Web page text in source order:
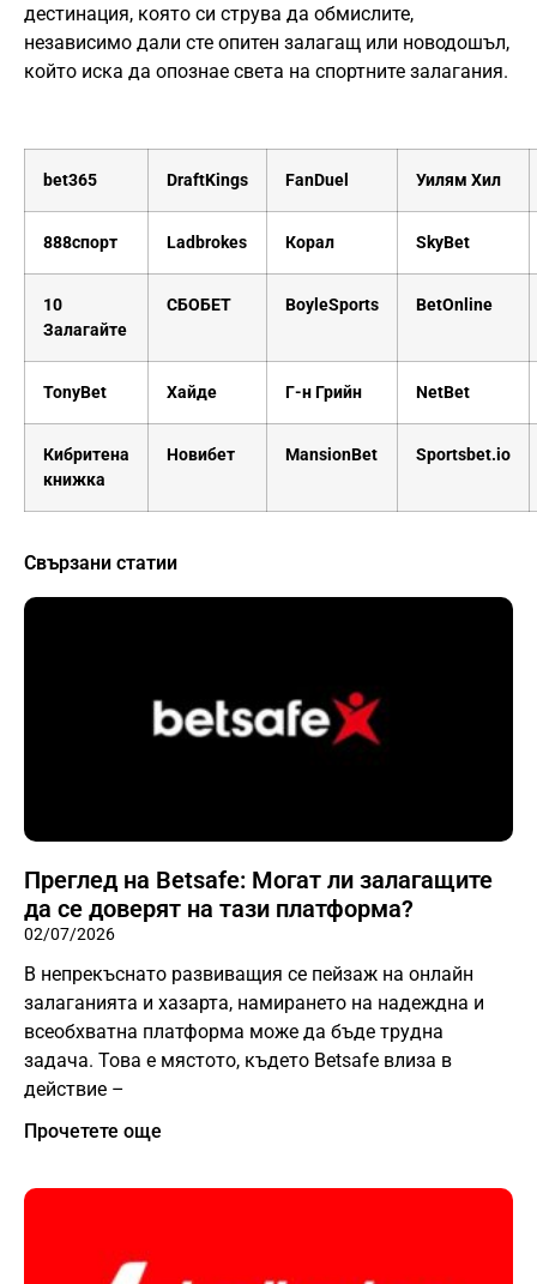
дестинация, която си струва да обмислите,
независимо дали сте опитен залагащ или новодошъл,
който иска да опознае света на спортните залагания.
bet365 DraftKings FanDuel Уилям Хил
888спорт Ladbrokes Корал SkyBet
10
Залагайте
СБОБЕТ BoyleSports BetOnline
TonyBet Хайде Г-н Грийн NetBet
Кибритена
книжка
Новибет MansionBet Sportsbet.io
Свързани статии
Преглед на Betsafe: Могат ли залагащите
да се доверят на тази платформа?
02/07/2026
В непрекъснато развиващия се пейзаж на онлайн
залаганията и хазарта, намирането на надеждна и
всеобхватна платформа може да бъде трудна
задача. Това е мястото, където Betsafe влиза в
действие –
Прочетете още